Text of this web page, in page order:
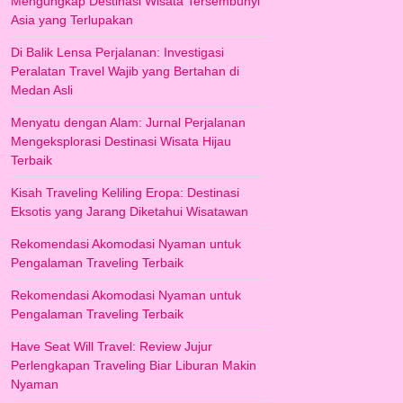
Asia yang Terlupakan
Di Balik Lensa Perjalanan: Investigasi
Peralatan Travel Wajib yang Bertahan di
Medan Asli
Menyatu dengan Alam: Jurnal Perjalanan
Mengeksplorasi Destinasi Wisata Hijau
Terbaik
Kisah Traveling Keliling Eropa: Destinasi
Eksotis yang Jarang Diketahui Wisatawan
Rekomendasi Akomodasi Nyaman untuk
Pengalaman Traveling Terbaik
Rekomendasi Akomodasi Nyaman untuk
Pengalaman Traveling Terbaik
Have Seat Will Travel: Review Jujur
Perlengkapan Traveling Biar Liburan Makin
Nyaman